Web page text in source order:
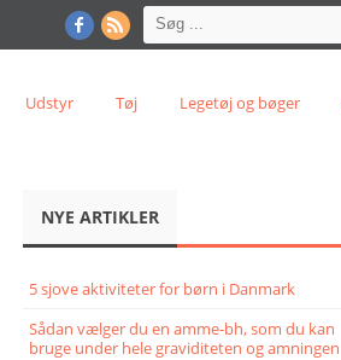
Udstyr Tøj Legetøj og bøger
NYE ARTIKLER
5 sjove aktiviteter for børn i Danmark
Sådan vælger du en amme-bh, som du kan
bruge under hele graviditeten og amningen